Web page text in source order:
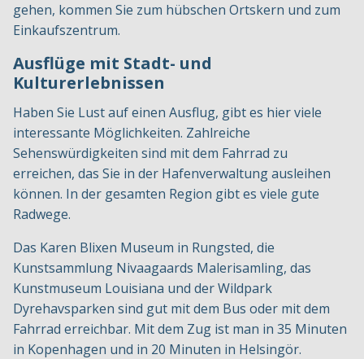
gehen, kommen Sie zum hübschen Ortskern und zum
Einkaufszentrum.
Ausflüge mit Stadt- und
Kulturerlebnissen
Haben Sie Lust auf einen Ausflug, gibt es hier viele
interessante Möglichkeiten. Zahlreiche
Sehenswürdigkeiten sind mit dem Fahrrad zu
erreichen, das Sie in der Hafenverwaltung ausleihen
können. In der gesamten Region gibt es viele gute
Radwege.
Das Karen Blixen Museum in Rungsted, die
Kunstsammlung Nivaagaards Malerisamling, das
Kunstmuseum Louisiana und der Wildpark
Dyrehavsparken sind gut mit dem Bus oder mit dem
Fahrrad erreichbar. Mit dem Zug ist man in 35 Minuten
in Kopenhagen und in 20 Minuten in Helsingör.